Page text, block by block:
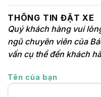
THÔNG TIN ĐẶT XE
Quý khách hàng vui
ngũ chuyên viên của
vấn cụ thể đến khách
Tên của bạn